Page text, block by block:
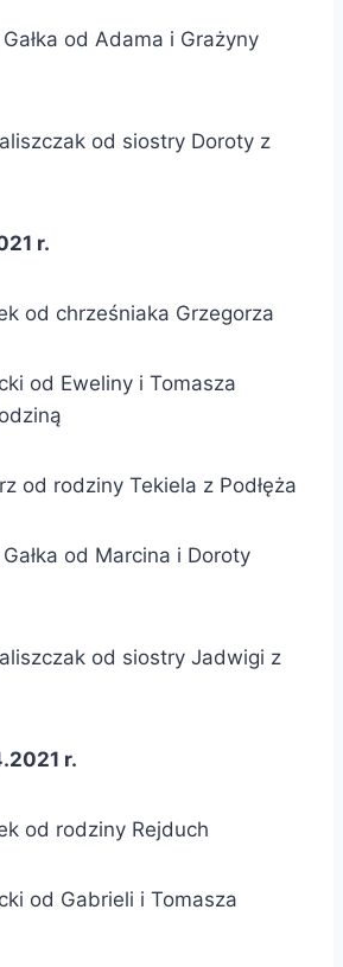
Gałka od Adama i Grażyny
od siostry Doroty z
r.
od chrześniaka Grzegorza
od Eweliny i Tomasza
od rodziny Tekiela z Podłęża
Gałka od Marcina i Doroty
od siostry Jadwigi z
r.
od rodziny Rejduch
od Gabrieli i Tomasza